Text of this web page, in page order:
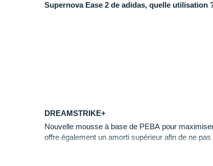
Supernova Ease 2 de adidas, quelle utilisation
Cette supernova dispose de ces multiples atouts :
Une semelle intermédiaire qui absorbe les
chaque foulée.
DREAMSTRIKE+
Nouvelle mousse à base de PEBA pour
offre également un amorti supérieur afin de ne